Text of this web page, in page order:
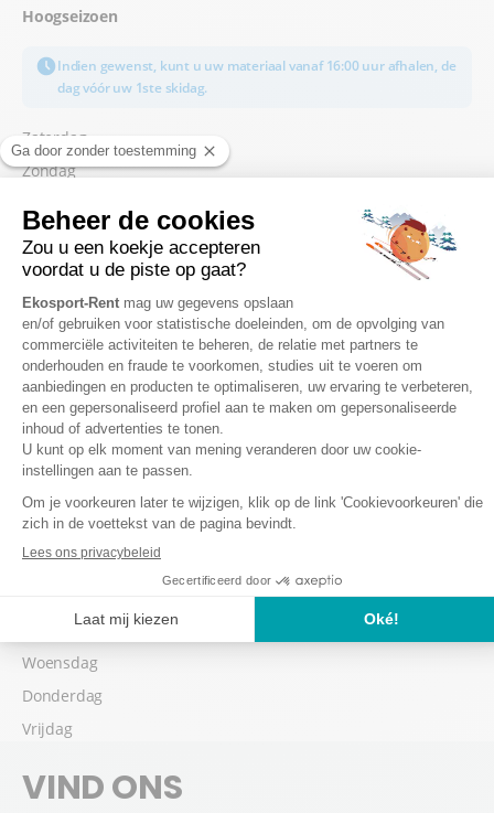
Hoogseizoen
Indien gewenst, kunt u uw materiaal vanaf 16:00 uur afhalen, de
dag vóór uw 1ste skidag.
Zaterdag
Zondag
Dinsdag
Woensdag
Donderdag
Vrijdag
Laagseizoen
Indien gewenst, kunt u uw materiaal vanaf 16:00 uur afhalen, de
dag vóór uw 1ste skidag.
Zaterdag
Zondag
Dinsdag
Woensdag
Donderdag
Vrijdag
VIND ONS